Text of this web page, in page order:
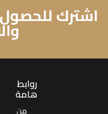
اشترك
روابط
هامة
من